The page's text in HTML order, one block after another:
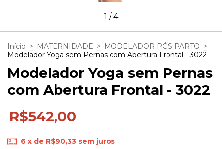
1 /4
Início > MATERNIDADE > MODELADOR PÓS PARTO >
Modelador Yoga sem Pernas com Abertura Frontal - 3022
Modelador Yoga sem Pernas
com Abertura Frontal - 3022
R$542,00
6 x de R$90,33 sem juros